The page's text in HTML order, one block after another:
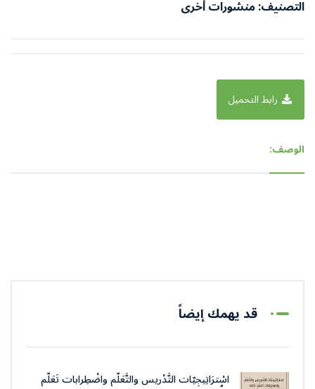
التصنيف: منشورات أخرى
رابط التحميل
الوصف:
قد يهمك إيضاً
اسْترَاتِيجِيّات التَّدْريس والتَّعَلُّم واضْطِرابات تَعَلُّم